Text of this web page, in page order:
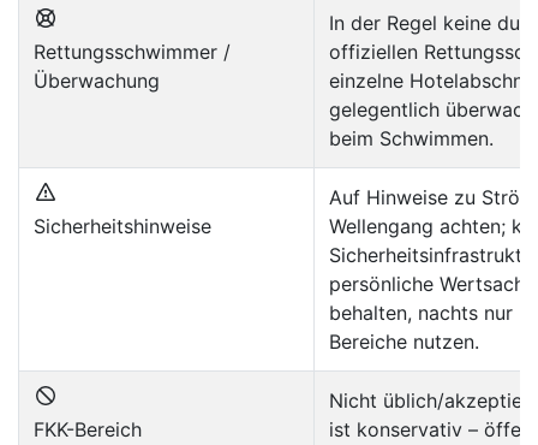
Rettungsschwimmer /
Überwachung
In der Regel keine
offiziellen
einzelne
gelegentlich
beim Schwimmen.
Sicherheitshinweise
Auf Hinweise zu
Wellengang achten;
persönliche
behalten, nachts nur
Bereiche nutzen.
FKK-Bereich
Nicht üblich/
ist konservativ –